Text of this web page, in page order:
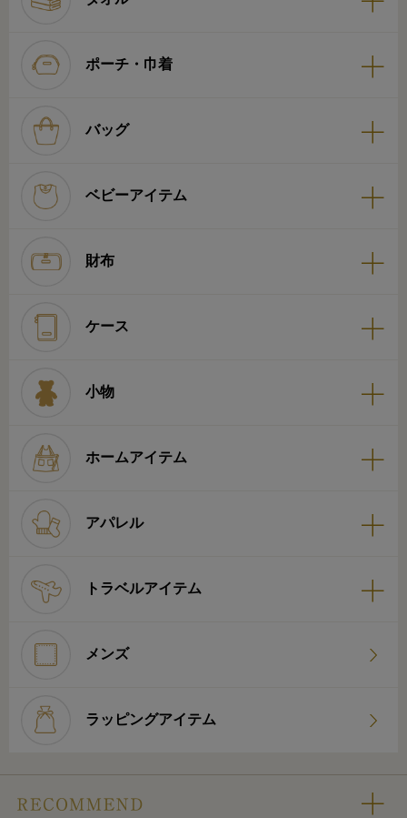
ポーチ・巾着
バッグ
ベビーアイテム
財布
ケース
小物
ホームアイテム
アパレル
トラベルアイテム
メンズ
ラッピングアイテム